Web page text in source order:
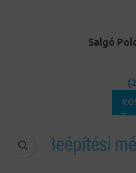
Salgó
(